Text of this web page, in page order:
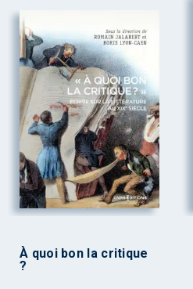
À quoi bon la critique
?